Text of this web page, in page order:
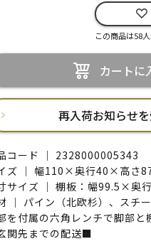
この商品は58
カートに
再入荷お知らせ
コード ｜ 2328000005343
ズ ｜ 幅110×奥行40×高さ
サイズ ｜ 棚板：幅99.5×奥
｜ パイン（北欧杉）、スチ
を付属の六角レンチで脚部と
関先までの配送■